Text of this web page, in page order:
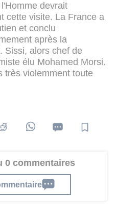
devrait
cette visite. La France a
et conclu
après la
Sissi, alors chef de
élu Mohamed Morsi.
très violemment toute
0 commentaires